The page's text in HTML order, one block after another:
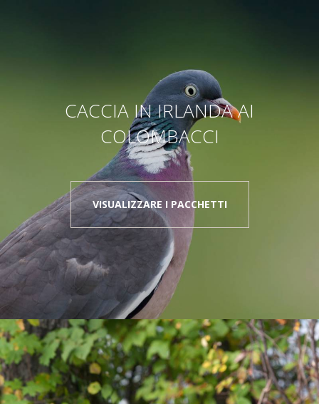
CACCIA IN IRLANDA AI
COLOMBACCI
VISUALIZZARE I PACCHETTI